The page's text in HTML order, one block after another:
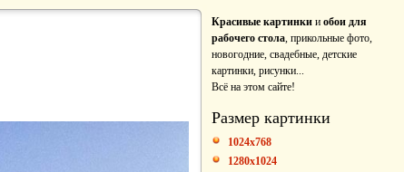
Красивые картинки и обои для
рабочего стола, прикольные фото,
новогодние, свадебные, детские
картинки, рисунки...
Всё на этом сайте!
Размер картинки
1024x768
1280x1024